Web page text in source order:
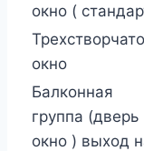
окно (
окно
Балконная
группа (дверь
окно ) выход